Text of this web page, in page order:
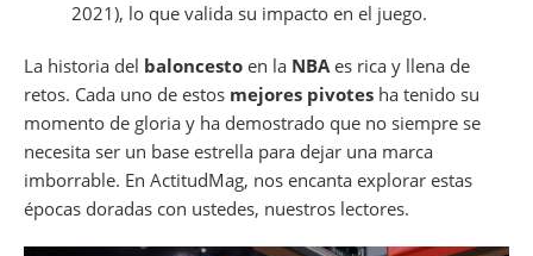
2021), lo que valida su impacto en el juego.
La historia del baloncesto en la NBAes rica y llena de
retos. Cada uno de estos mejores pivotes ha tenido su
momento de gloria y ha demostrado que no siempre se
necesita ser un base estrella para dejar una marca
imborrable. En ActitudMag, nos encanta explorar estas
épocas doradas con ustedes, nuestros lectores.